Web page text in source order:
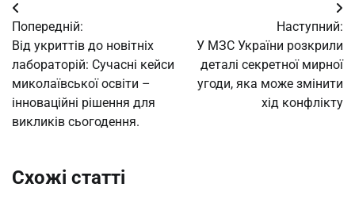
Навігація
записів
Попередній:
Від укриттів до новітніх
лабораторій: Сучасні кейси
миколаївської освіти –
інноваційні рішення для
викликів сьогодення.
Наступний:
У МЗС України розкрили
деталі секретної мирної
угоди, яка може змінити
хід конфлікту
Схожі статті